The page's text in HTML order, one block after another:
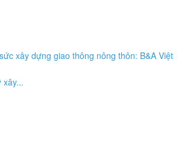
xây dựng giao thông nông thôn: B&A Việt
xây...